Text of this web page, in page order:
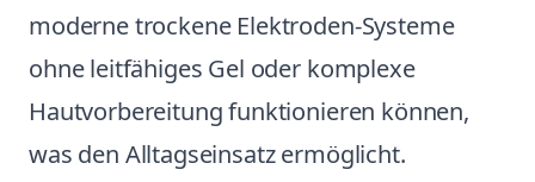
moderne trockene Elektroden-Systeme
ohne leitfähiges Gel oder komplexe
Hautvorbereitung funktionieren können,
was den Alltagseinsatz ermöglicht.